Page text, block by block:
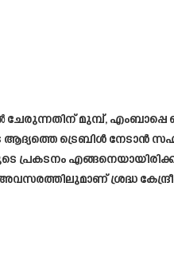
ചേരുന്നതിന് മുമ്പ്,
ട്രെബിൾ നേടാൻ
ശ്രദ്ധ